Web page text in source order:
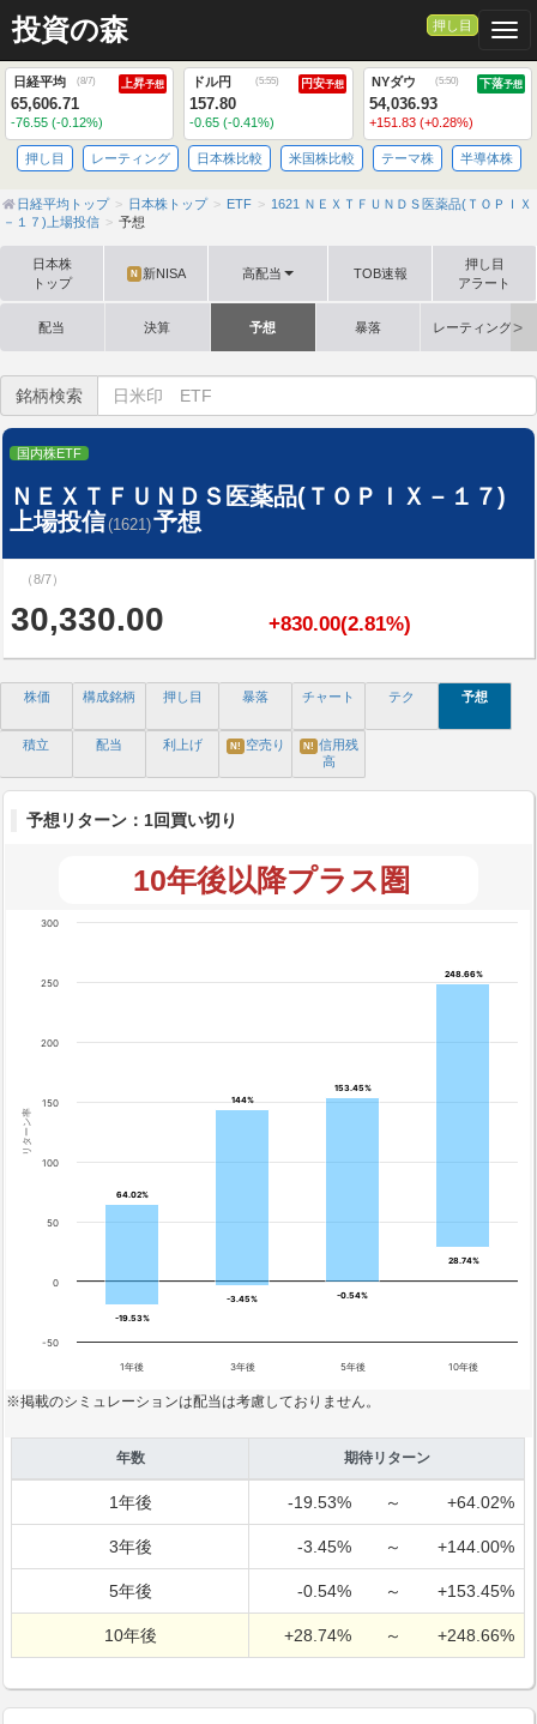
投資の森 押し目
日経平均 (8/7) 上昇予想
65,606.71
-76.55 (-0.12%)
ドル円 (5:55) 円安予想
157.80
-0.65 (-0.41%)
NYダウ (5:50) 下落予想
54,036.93
+151.83 (+0.28%)
押し目 レーティング 日本株比較 米国株比較 テーマ株 半導体株
日経平均トップ 日本株トップ ETF
1621 ＮＥＸＴＦＵＮＤＳ医薬品(ＴＯＰＩＸ
－１７)上場投信
予想
日本株
トップ
N 新NISA 高配当 TOB速報
押し目
アラート
配当 決算 予想 暴落 レーティング格
銘柄検索
国内株ETF
ＮＥＸＴＦＵＮＤＳ医薬品(ＴＯＰＩＸ－１７)
上場投信(1621)予想
（8/7）
30,330.00 +830.00(2.81%)
株価 構成銘柄 押し目 暴落 チャート テク 予想
積立 配当 利上げ N! 空売り N! 信用残
高
予想リターン：1回買い切り
10年後以降プラス圏
リターン率
64.02%
64.02%
144%
144%
153.45%
153.45%
248.66%
248.66%
-19.53%
-19.53%
-3.45%
-3.45% -0.54%
-0.54%
28.74%
28.74%
1年後 3年後 5年後 10年後
-50
0
50
100
150
200
250
300
※掲載のシミュレーションは配当は考慮しておりません。
年数 期待リターン
1年後 -19.53% ～ +64.02%
3年後 -3.45% ～ +144.00%
5年後 -0.54% ～ +153.45%
10年後 +28.74% ～ +248.66%